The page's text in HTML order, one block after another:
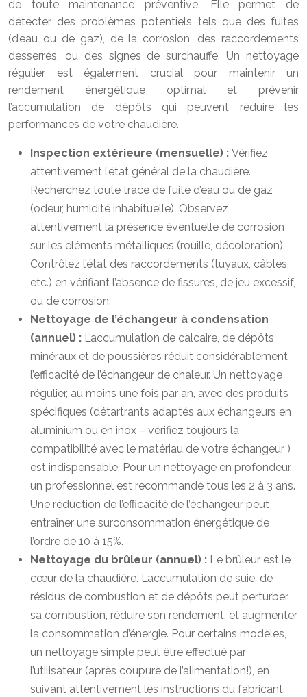
de toute maintenance préventive. Elle permet de
détecter des problèmes potentiels tels que des fuites
(d’eau ou de gaz), de la corrosion, des raccordements
desserrés, ou des signes de surchauffe. Un nettoyage
régulier est également crucial pour maintenir un
rendement énergétique optimal et prévenir
l’accumulation de dépôts qui peuvent réduire les
performances de votre chaudière.
Inspection extérieure (mensuelle) : Vérifiez
attentivement l’état général de la chaudière.
Recherchez toute trace de fuite d’eau ou de gaz
(odeur, humidité inhabituelle). Observez
attentivement la présence éventuelle de corrosion
sur les éléments métalliques (rouille, décoloration).
Contrôlez l’état des raccordements (tuyaux, câbles,
etc.) en vérifiant l’absence de fissures, de jeu excessif,
ou de corrosion.
Nettoyage de l’échangeur à condensation
(annuel) : L’accumulation de calcaire, de dépôts
minéraux et de poussières réduit considérablement
l’efficacité de l’échangeur de chaleur. Un nettoyage
régulier, au moins une fois par an, avec des produits
spécifiques (détartrants adaptés aux échangeurs en
aluminium ou en inox – vérifiez toujours la
compatibilité avec le matériau de votre échangeur )
est indispensable. Pour un nettoyage en profondeur,
un professionnel est recommandé tous les 2 à 3 ans.
Une réduction de l’efficacité de l’échangeur peut
entraîner une surconsommation énergétique de
l’ordre de 10 à 15%.
Nettoyage du brûleur (annuel) : Le brûleur est le
cœur de la chaudière. L’accumulation de suie, de
résidus de combustion et de dépôts peut perturber
sa combustion, réduire son rendement, et augmenter
la consommation d’énergie. Pour certains modèles,
un nettoyage simple peut être effectué par
l’utilisateur (après coupure de l’alimentation!), en
suivant attentivement les instructions du fabricant.